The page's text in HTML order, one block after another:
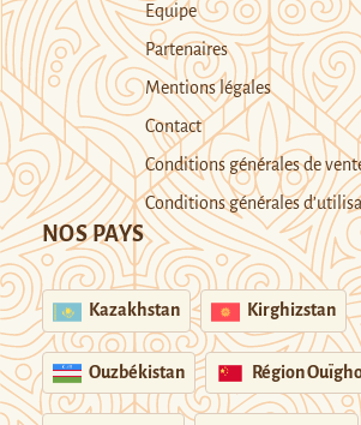
Equipe
Partenaires
Mentions légales
Contact
Conditions générales de
Conditions générales
NOS PAYS
Kazakhstan Kirghizstan
Ouzbékistan Région